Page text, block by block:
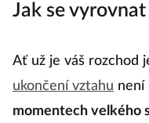
Jak se
Ať už je váš rozchod
ukončení vztahu není
momentech velkého